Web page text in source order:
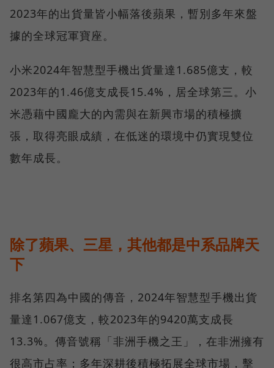
2023年的出貨量皆小幅落後蘋果，暫別多年來盤
據的全球冠軍寶座。
小米2024年智慧型手機出貨量達1.685億支，較
2023年的1.46億支成長15.4%，居全球第三。小
米憑藉中國龐大的內需與在新興市場的積極擴
張，取得亮眼成績，在低迷的環境中仍實現雙位
數年成長。
除了蘋果、三星，其他都是中系品牌天
下
排名第四為中國的傳音，2024年智慧型手機出貨
量達1.067億支，較2023年的9420萬支成長
13.3%。傳音號稱「非洲手機之王」，在非洲擁有
很高市占率；多年深耕後積極拓展全球市場，擊